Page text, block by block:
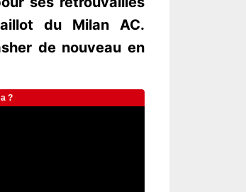
du Milan AC.
de nouveau en